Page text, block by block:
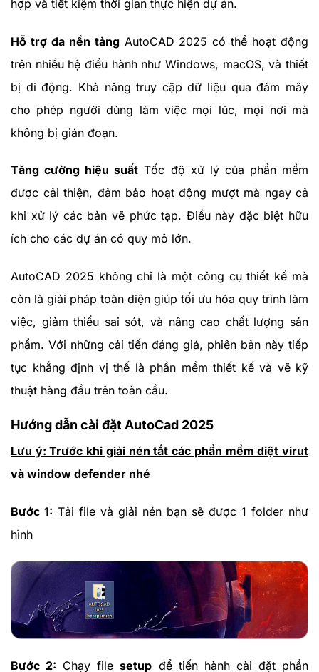
hợp và tiết kiệm thời gian thực hiện dự án.
Hỗ trợ đa nền tảngAutoCAD 2025 có thể hoạt động
trên nhiều hệ điều hành như Windows, macOS, và thiết
bị di động. Khả năng truy cập dữ liệu qua đám mây
cho phép người dùng làm việc mọi lúc, mọi nơi mà
không bị gián đoạn.
Tăng cường hiệu suất Tốc độ xử lý của phần mềm
được cải thiện, đảm bảo hoạt động mượt mà ngay cả
khi xử lý các bản vẽ phức tạp. Điều này đặc biệt hữu
ích cho các dự án có quy mô lớn.
AutoCAD 2025 không chỉ là một công cụ thiết kế mà
còn là giải pháp toàn diện giúp tối ưu hóa quy trình làm
việc, giảm thiểu sai sót, và nâng cao chất lượng sản
phẩm. Với những cải tiến đáng giá, phiên bản này tiếp
tục khẳng định vị thế là phần mềm thiết kế và vẽ kỹ
thuật hàng đầu trên toàn cầu.
Hướng dẫn cài đặt AutoCad 2025
Lưu ý: Trước khi giải nén tắt các phần mềm diệt virut
và window defender nhé
Bước 1: Tải file và giải nén bạn sẽ được 1 folder như
hình
Bước 2: Chạy filesetup để tiến hành cài đặt phần